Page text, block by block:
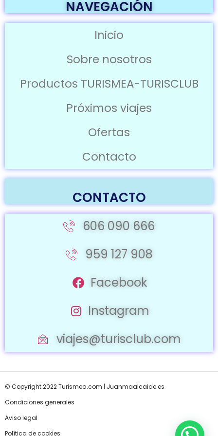
NAVEGACIÓN
Inicio
Sobre nosotros
Productos TURISMEA-TURISCLUB
Próximos viajes
Ofertas
Contacto
CONTACTO
606 090 666
959 127 908
Facebook
Instagram
viajes@turisclub.com
© Copyright 2022 Turismea.com | Juanmaalcaide.es
Condiciones generales
Aviso legal
Política de cookies